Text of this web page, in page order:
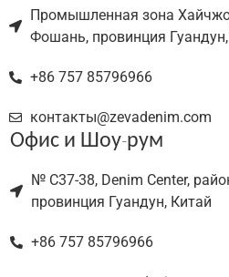
Промышленная зона
Фошань, провинция
+86 757 85796966
контакты@zevadenim.com
Офис и Шоу-рум
№ C37-38, Denim Center,
провинция Гуандун, Китай
+86 757 85796966